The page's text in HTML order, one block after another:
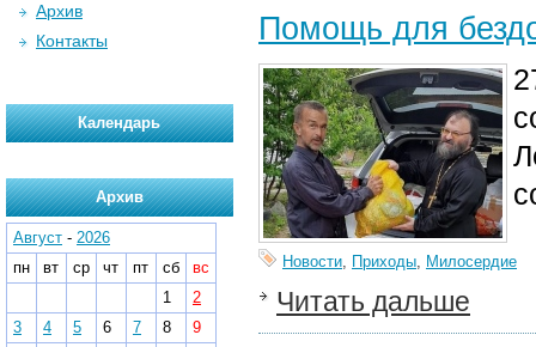
Помощь для
Новости, Приходы, Милосердие
Читать дальше
Архив
Контакты
Календарь
Архив
Август - 2026
пн
вт ср чт пт сб
вс
1
2
3
4 5 6 7 8
9